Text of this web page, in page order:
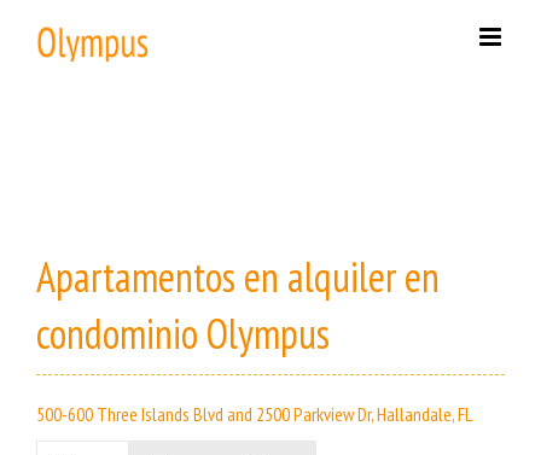
content
Apartamentos en alquiler en
condominio Olympus
500-600 Three Islands Blvd and 2500 Parkview Dr, Hallandale, FL